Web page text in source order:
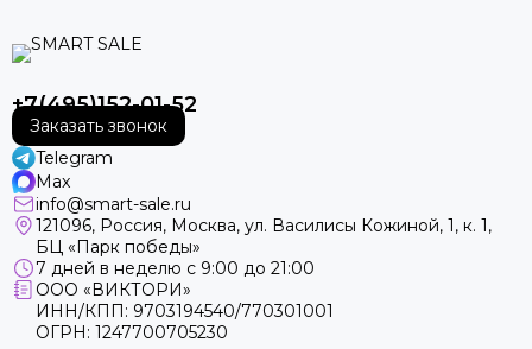
+7(495)152-01-52
Заказать звонок
Telegram
Max
info@smart-sale.ru
121096, Россия, Москва, ул. Василисы Кожиной, 1, к. 1,
БЦ «Парк победы»
7 дней в неделю с 9:00 до 21:00
ООО «ВИКТОРИ»
ИНН/КПП: 9703194540/770301001
ОГРН: 1247700705230